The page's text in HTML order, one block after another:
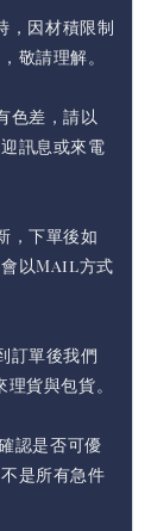
，因材積限制
敬請理解。
色差，請以
訊息或來電
，下單後如
會以Mail方式
訂單後我們
貨與包貨。
認是否可優
是所有急件